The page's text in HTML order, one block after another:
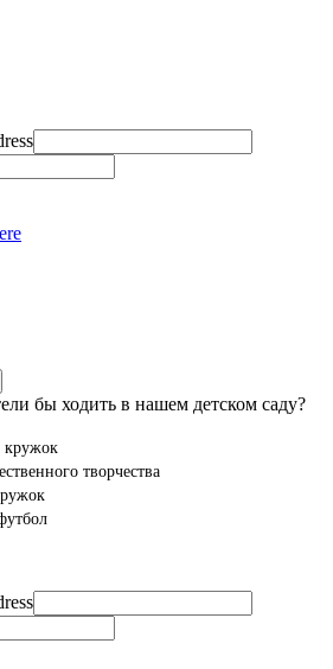
бы ходить в нашем детском саду?
кружок
творчества